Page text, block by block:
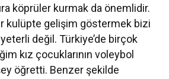
köprüler kurmak da önemlidir.
kulüpte gelişim göstermek bizi
değil. Türkiye’de birçok
kız çocuklarının voleybol
öğretti. Benzer şekilde